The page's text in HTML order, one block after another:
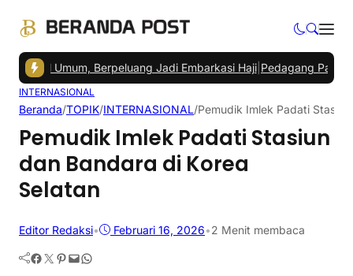
Umum, Berpeluang Jadi Embarkasi Haji|Pedagang Pasar
INTERNASIONAL
Beranda/TOPIK/INTERNASIONAL/Pemudik Imlek Padati
Pemudik Imlek Padati Stasiun
dan Bandara di Korea
Selatan
Editor Redaksi• Februari 16, 2026•2 Menit membaca
Facebook Twitter Pinterest Mail WhatsApp